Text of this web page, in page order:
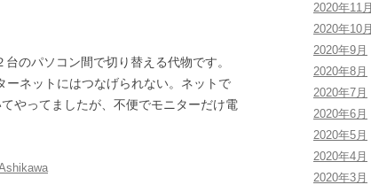
のパソコン間で切り替える代物です。
ネットにはつなげられない。ネットで
やってましたが、不便でモニターだけ電
2020年11月
2020年10月
2020年9月
2020年8月
2020年7月
2020年6月
2020年5月
2020年4月
2020年3月